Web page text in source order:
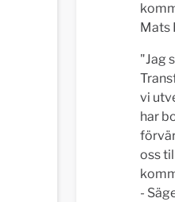
Mats
"Jag
vi
har
oss
-